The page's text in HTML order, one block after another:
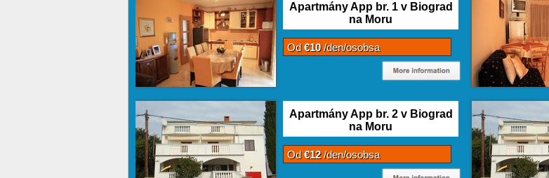
Apartmány App br. 1 v Biograd
na Moru
Od€10/den/osobsa
Apartmány App br. 2 v Biograd
na Moru
Od€12/den/osobsa